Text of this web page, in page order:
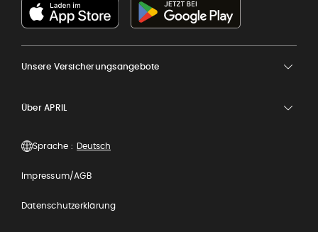
Unsere Versicherungsangebote
Über APRIL
Sprache :
Impressum/AGB
Datenschutzerklärung